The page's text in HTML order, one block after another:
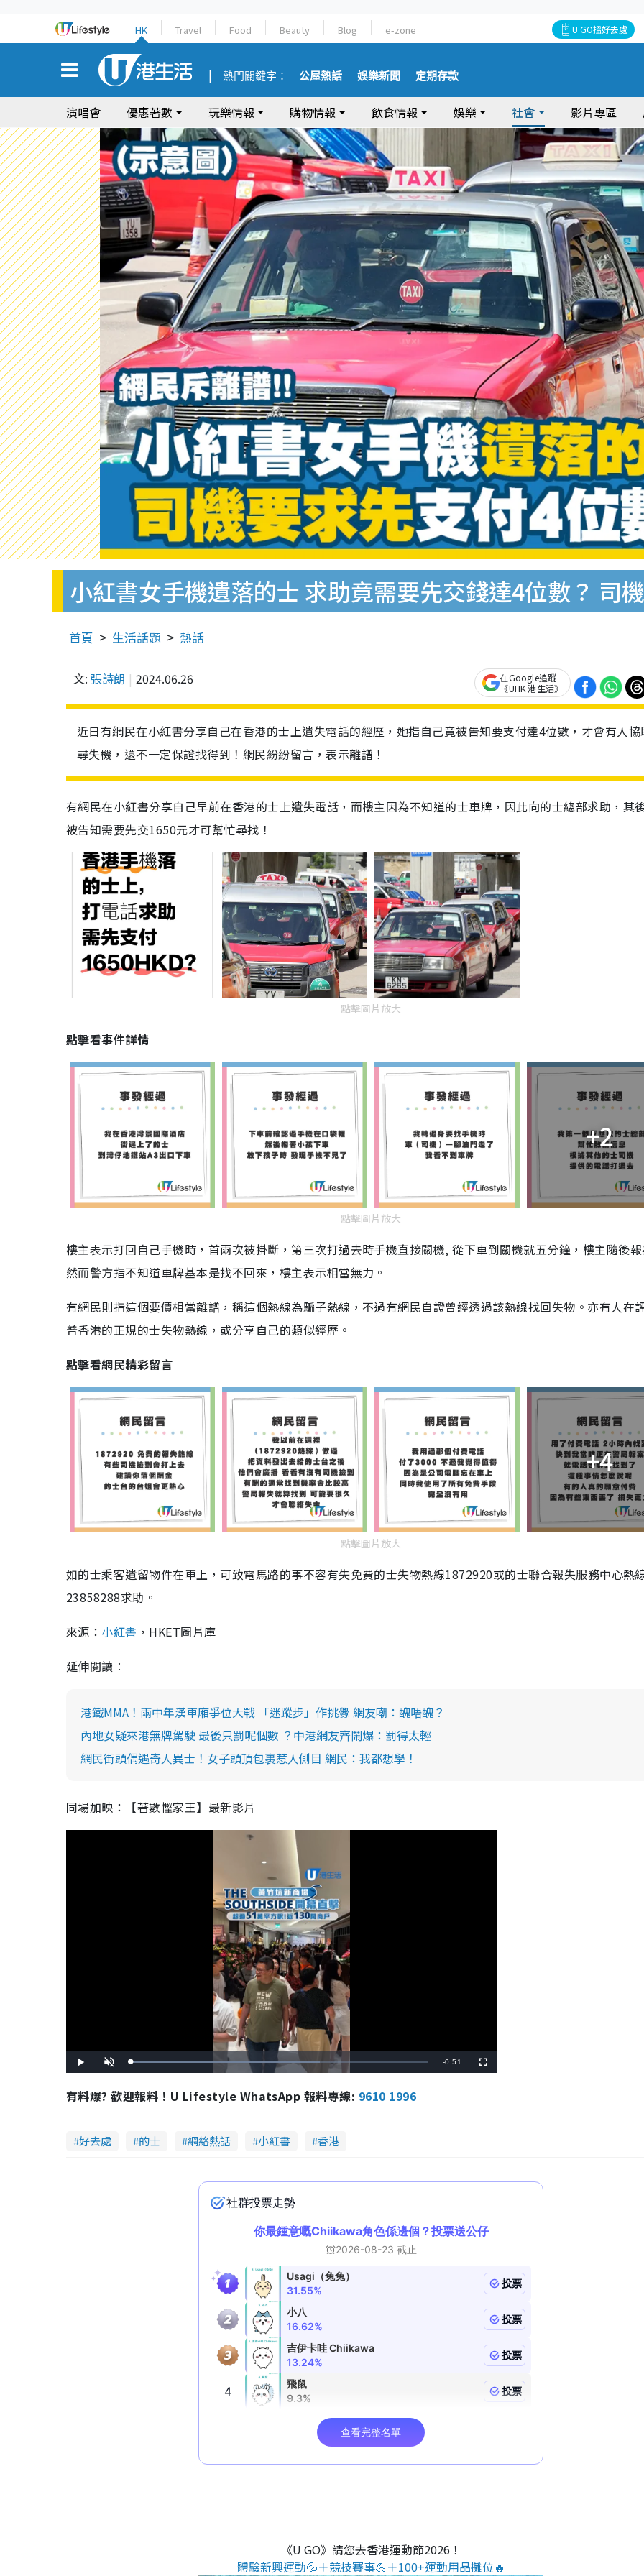
HK Travel Food Beauty Blog e-zone U GO搵好去處
熱門關鍵字： 公屋熱話 娛樂新聞 定期存款
演唱會 優惠著數 玩樂情報 購物情報 飲食情報 娛樂 社會 影片專區
小紅書女手機遺落的士 求助竟需要先交錢達4位數？ 司
首頁 生活話題 熱話
文: 張詩朗 2024.06.26
在Google追蹤
《UHK 港生活》
近日有網民在小紅書分享自己在香港的士上遺失電話的經歷，她指自己竟被告知要支付達4位數，才會有人協
尋失機，還不一定保證找得到！網民紛紛留言，表示離譜！
有網民在小紅書分享自己早前在香港的士上遺失電話，而樓主因為不知道的士車牌，因此向的士總部求助，其
被告知需要先交1650元才可幫忙尋找！
點擊圖片放大
點擊看事件詳情
+2
點擊圖片放大
樓主表示打回自己手機時，首兩次被掛斷，第三次打過去時手機直接關機, 從下車到關機就五分鐘，樓主隨後
然而警方指不知道車牌基本是找不回來，樓主表示相當無力。
有網民則指這個要價相當離譜，稱這個熱線為騙子熱線，不過有網民自證曾經透過該熱線找回失物。亦有人在
普香港的正規的士失物熱線，或分享自己的類似經歷。
點擊看網民精彩留言
+4
點擊圖片放大
如的士乘客遺留物件在車上，可致電馬路的事不容有失免費的士失物熱線1872920或的士聯合報失服務中心熱
23858288求助。
來源： 小紅書 ，HKET圖片庫
延伸閱讀︰
港鐵MMA！兩中年漢車廂爭位大戰 「迷蹤步」作挑釁 網友嘲：醜唔醜？
內地女疑來港無牌駕駛 最後只罰呢個數 ？中港網友齊鬧爆：罰得太輕
網民街頭偶遇奇人異士！女子頭頂包裹惹人側目 網民：我都想學！
同場加映：【著數慳家王】最新影片
l
n
t
e
L
o
e
d
5
3
R
g
-0:51
u
有料爆? 歡迎報料！U Lifestyle WhatsApp 報料專線: 9610 1996
好去處 的士 網絡熱話 小紅書 香港
《U GO》請您去香港運動節2026！
體驗新興運動💦＋競技賽事💪＋100+運動用品攤位🔥